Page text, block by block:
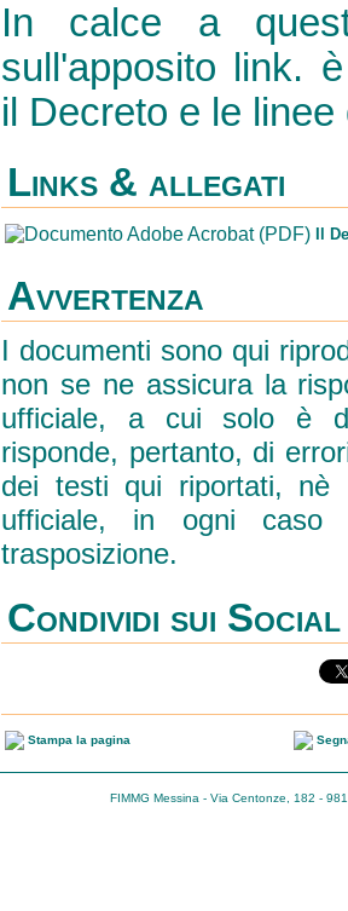
In calce a
sull'apposito link.
il Decreto e le
Links & allegati
Il
Avvertenza
I documenti sono qui
non se ne assicura la
ufficiale, a cui solo è
risponde, pertanto, di
dei testi qui riportati, nè
ufficiale, in ogni
trasposizione.
Condividi sui
Stampa la pagina
FIMMG Messina - Via Centonze, 182 -